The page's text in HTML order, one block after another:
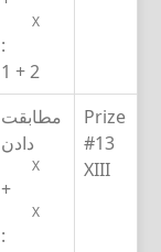
X
:
2 + 1
Prize
#13
XIII
مطابقت
دادن
X
+
X
: